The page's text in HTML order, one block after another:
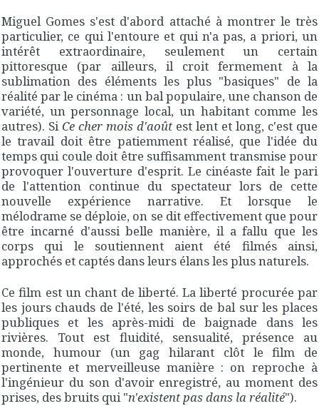
Miguel Gomes s'est d'abord attaché à montrer le très
particulier, ce qui l'entoure et qui n'a pas, a priori, un
intérêt extraordinaire, seulement un certain
pittoresque (par ailleurs, il croit fermement à la
sublimation des éléments les plus "basiques" de la
réalité par le cinéma : un bal populaire, une chanson de
variété, un personnage local, un habitant comme les
autres). Si Ce cher mois d'août est lent et long, c'est que
le travail doit être patiemment réalisé, que l'idée du
temps qui coule doit être suffisamment transmise pour
provoquer l'ouverture d'esprit. Le cinéaste fait le pari
de l'attention continue du spectateur lors de cette
nouvelle expérience narrative. Et lorsque le
mélodrame se déploie, on se dit effectivement que pour
être incarné d'aussi belle manière, il a fallu que les
corps qui le soutiennent aient été filmés ainsi,
approchés et captés dans leurs élans les plus naturels.
Ce film est un chant de liberté. La liberté procurée par
les jours chauds de l'été, les soirs de bal sur les places
publiques et les après-midi de baignade dans les
rivières. Tout est fluidité, sensualité, présence au
monde, humour (un gag hilarant clôt le film de
pertinente et merveilleuse manière : on reproche à
l'ingénieur du son d'avoir enregistré, au moment des
prises, des bruits qui "n'existent pas dans la réalité").